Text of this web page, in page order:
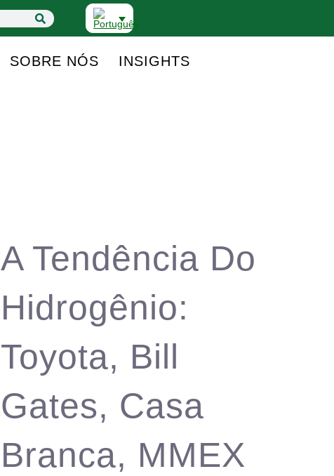
SOBRE NÓS INSIGHTS
A Tendência Do
Hidrogênio:
Toyota, Bill
Gates, Casa
Branca, MMEX